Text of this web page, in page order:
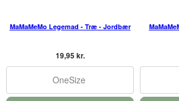
MaMaMeMo Legemad - Træ - Jordbær
19,95 kr.
OneSize